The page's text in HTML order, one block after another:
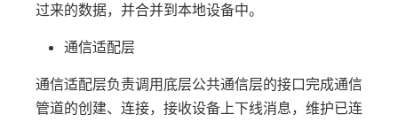
过来的数据，并合并到本地设备中。
通信适配层
通信适配层负责调用底层公共通信层的接口完成通信
管道的创建、连接，接收设备上下线消息，维护已连